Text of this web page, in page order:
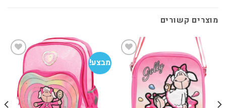
מוצרים קשורים
הוסף
למועדפים
מבצע!
הוסף
למועדפים